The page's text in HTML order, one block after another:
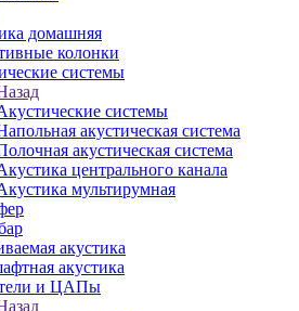
домашняя
колонки
системы
системы
акустическая система
акустическая система
центрального канала
мультирумная
акустика
акустика
и ЦАПы